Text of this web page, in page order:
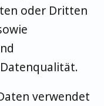
oder Dritten
verwendet